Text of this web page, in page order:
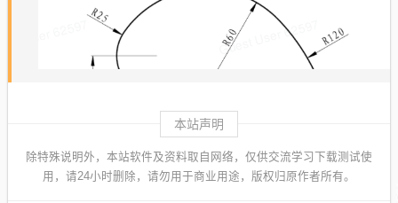
本站声明
除特殊说明外，本站软件及资料取自网络，仅供交流学习下载测试使
用，请24小时删除，请勿用于商业用途，版权归原作者所有。